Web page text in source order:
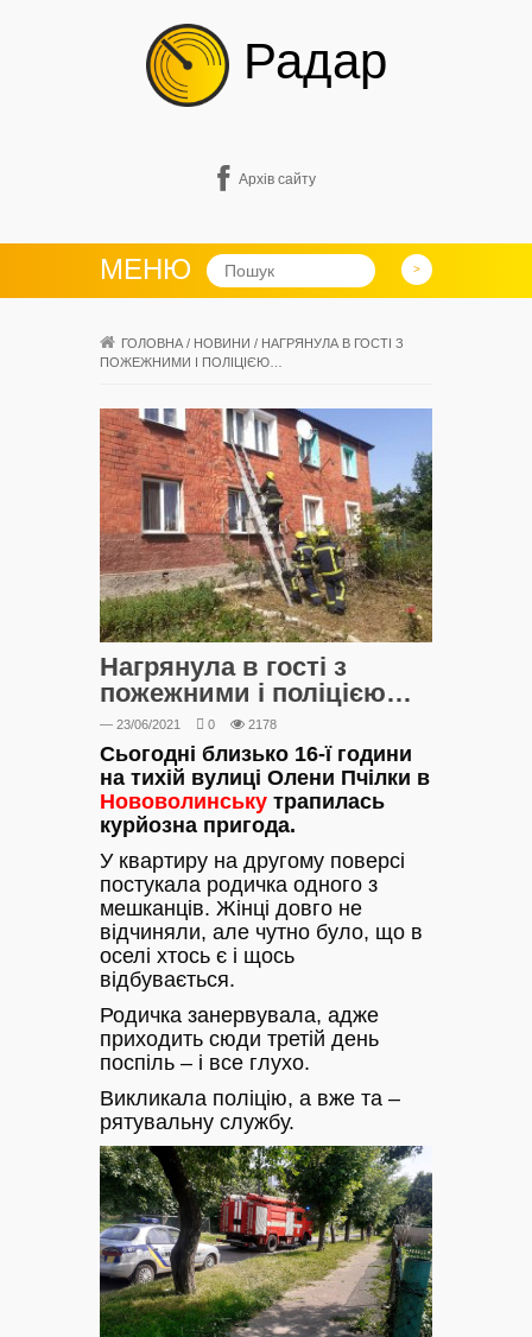
Радар
Архів сайту
МЕНЮ
ГОЛОВНА / НОВИНИ / НАГРЯНУЛА В ГОСТІ З
ПОЖЕЖНИМИ І ПОЛІЦІЄЮ…
Нагрянула в гості з
пожежними і поліцією…
— 23/06/2021 0 2178
Сьогодні близько 16-ї години
на тихій вулиці Олени Пчілки в
Нововолинську трапилась
курйозна пригода.
У квартиру на другому поверсі
постукала родичка одного з
мешканців. Жінці довго не
відчиняли, але чутно було, що в
оселі хтось є і щось
відбувається.
Родичка занервувала, адже
приходить сюди третій день
поспіль – і все глухо.
Викликала поліцію, а вже та –
рятувальну службу.